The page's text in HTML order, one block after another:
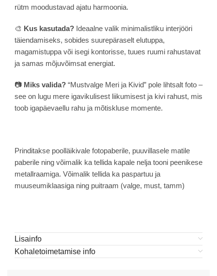
rütm moodustavad ajatu harmoonia.
🎨 Kus kasutada? Ideaalne valik minimalistliku interjööri
täiendamiseks, sobides suurepäraselt elutuppa,
magamistuppa või isegi kontorisse, tuues ruumi rahustavat
ja samas mõjuvõimsat energiat.
📷 Miks valida? “Mustvalge Meri ja Kivid” pole lihtsalt foto –
see on lugu mere igavikulisest liikumisest ja kivi rahust, mis
toob igapäevaellu rahu ja mõtiskluse momente.
Prinditakse poolläikivale fotopaberile, puuvillasele matile
paberile ning võimalik ka tellida kapale nelja tooni peenikese
metallraamiga. Võimalik tellida ka paspartuu ja
muuseumiklaasiga ning puitraam (valge, must, tamm)
Lisainfo
Kohaletoimetamise info